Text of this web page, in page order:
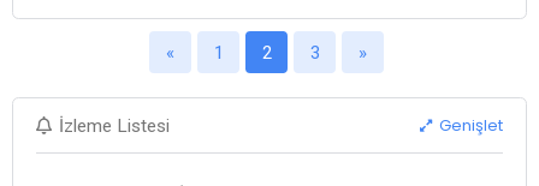
« 1 2 3 »
İzleme Listesi Genişlet